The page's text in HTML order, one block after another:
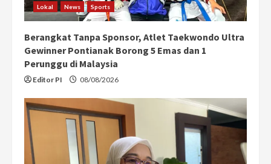
Lokal News Sports
Berangkat Tanpa Sponsor, Atlet Taekwondo Ultra
Gewinner Pontianak Borong 5 Emas dan 1
Perunggu di Malaysia
Editor PI 08/08/2026